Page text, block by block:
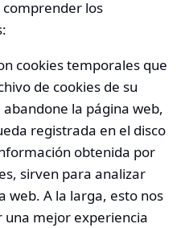
los
cookies temporales que
de cookies de su
la página web,
registrada en el disco
obtenida por
sirven para analizar
web. A la larga, esto nos
mejor experiencia